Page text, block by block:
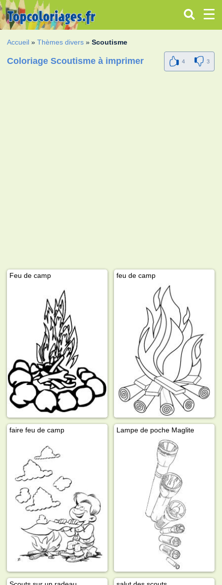
Accueil »Thèmes divers »Scoutisme
Coloriage Scoutisme à imprimer 4 3
Feu de camp feu de camp
faire feu de camp Lampe de poche Maglite